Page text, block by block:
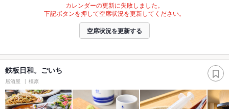
カレンダーの更新に失敗しました。
下記ボタンを押して空席状況を更新してください。
空席状況を更新する
鉄板日和。ごいち
居酒屋 橿原